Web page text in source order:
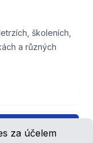
za účelem
školeních,
a různých